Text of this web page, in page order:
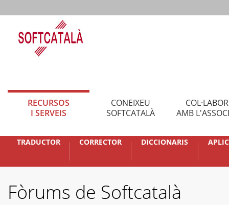
RECURSOS
I SERVEIS
CONEIXEU
SOFTCATALÀ
AMB
TRADUCTOR CORRECTOR DICCIONARIS
Fòrums de Softcatalà